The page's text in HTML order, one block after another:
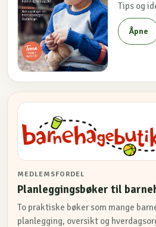
Tips og
Åpne
MEDLEMSFORDEL
Planleggingsbøker til
To praktiske bøker som mange
planlegging, oversikt og